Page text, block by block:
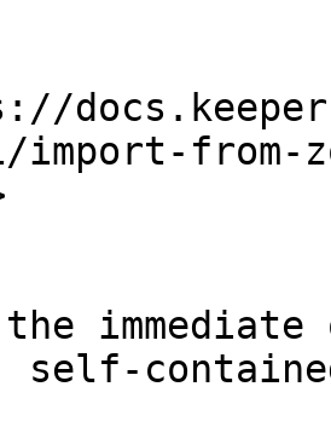
import-from-
self-